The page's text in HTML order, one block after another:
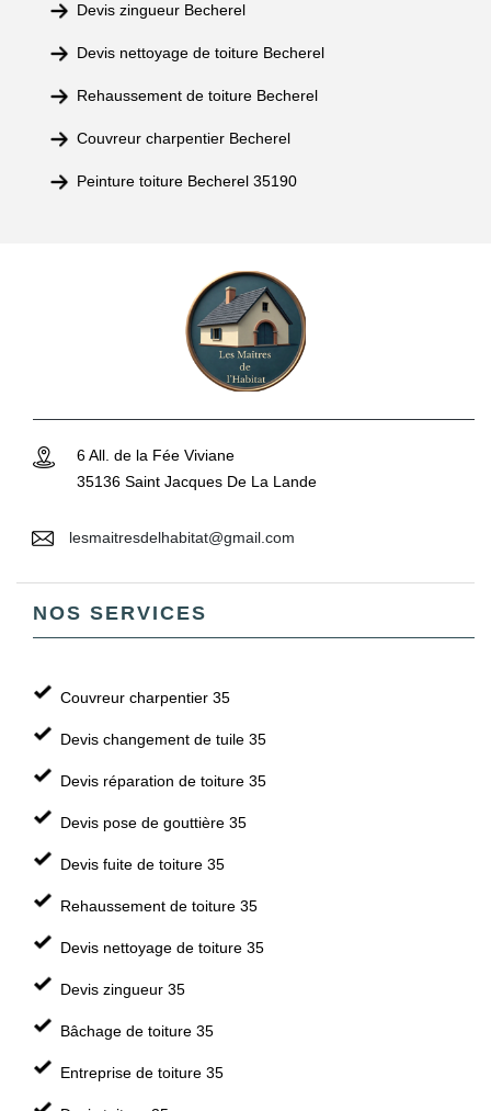
Devis zingueur Becherel
Devis nettoyage de toiture Becherel
Rehaussement de toiture Becherel
Couvreur charpentier Becherel
Peinture toiture Becherel 35190
6 All. de la Fée Viviane
35136 Saint Jacques De La Lande
lesmaitresdelhabitat@gmail.com
NOS SERVICES
Couvreur charpentier 35
Devis changement de tuile 35
Devis réparation de toiture 35
Devis pose de gouttière 35
Devis fuite de toiture 35
Rehaussement de toiture 35
Devis nettoyage de toiture 35
Devis zingueur 35
Bâchage de toiture 35
Entreprise de toiture 35